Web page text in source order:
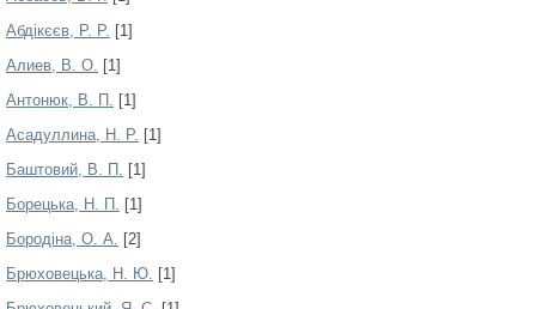
Абдікєєв, Р. Р. [1]
Алиев, В. О. [1]
Антонюк, В. П. [1]
Асадуллина, Н. Р. [1]
Баштовий, В. П. [1]
Борецька, Н. П. [1]
Бородіна, О. А. [2]
Брюховецька, Н. Ю. [1]